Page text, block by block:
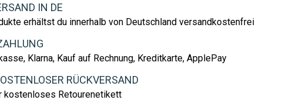
IN DE
erhältst du innerhalb von Deutschland versandkostenfrei
Klarna, Kauf auf Rechnung, Kreditkarte, ApplePay
RÜCKVERSAND
kostenloses Retourenetikett